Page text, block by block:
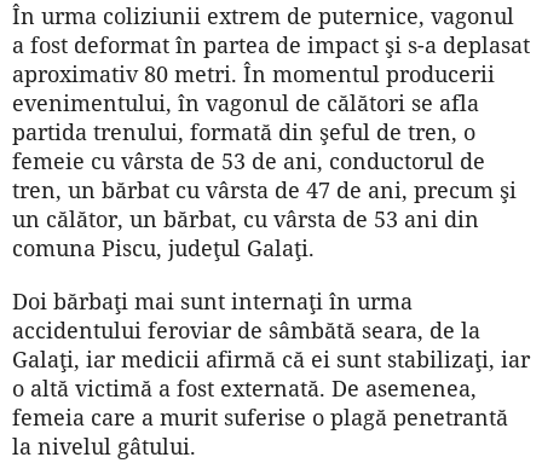
În urma coliziunii extrem de puternice, vagonul
a fost deformat în partea de impact şi s-a deplasat
aproximativ 80 metri. În momentul producerii
evenimentului, în vagonul de călători se afla
partida trenului, formată din şeful de tren, o
femeie cu vârsta de 53 de ani, conductorul de
tren, un bărbat cu vârsta de 47 de ani, precum şi
un călător, un bărbat, cu vârsta de 53 ani din
comuna Piscu, judeţul Galaţi.
Doi bărbaţi mai sunt internaţi în urma
accidentului feroviar de sâmbătă seara, de la
Galaţi, iar medicii afirmă că ei sunt stabilizaţi, iar
o altă victimă a fost externată. De asemenea,
femeia care a murit suferise o plagă penetrantă
la nivelul gâtului.